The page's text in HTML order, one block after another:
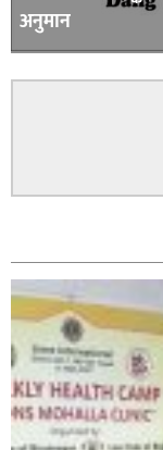
अनुमान